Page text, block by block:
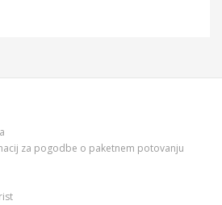
za pogodbe o paketnem potovanju